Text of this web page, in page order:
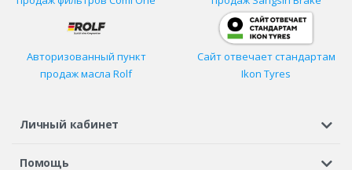
Авторизованный пункт
продаж масла Rolf
Сайт отвечает стандартам
Ikon Tyres
Личный кабинет
Регистрация или вход
Помощь